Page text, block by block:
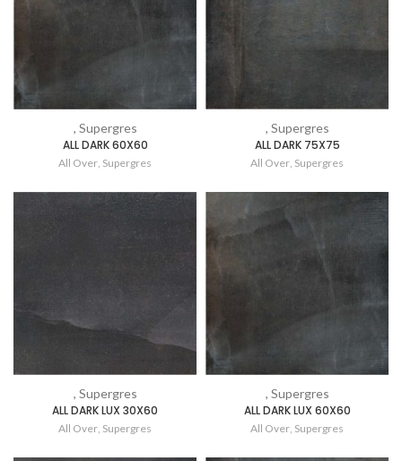
, Supergres
ALL DARK 60X60
All Over, Supergres
, Supergres
ALL DARK 75X75
All Over, Supergres
, Supergres
ALL DARK LUX 30X60
All Over, Supergres
, Supergres
ALL DARK LUX 60X60
All Over, Supergres